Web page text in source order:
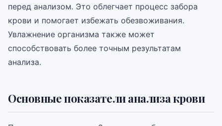
перед анализом. Это облегчает процесс забора
крови и помогает избежать обезвоживания.
Увлажнение организма также может
способствовать более точным результатам
анализа.
Основные показатели анализа крови